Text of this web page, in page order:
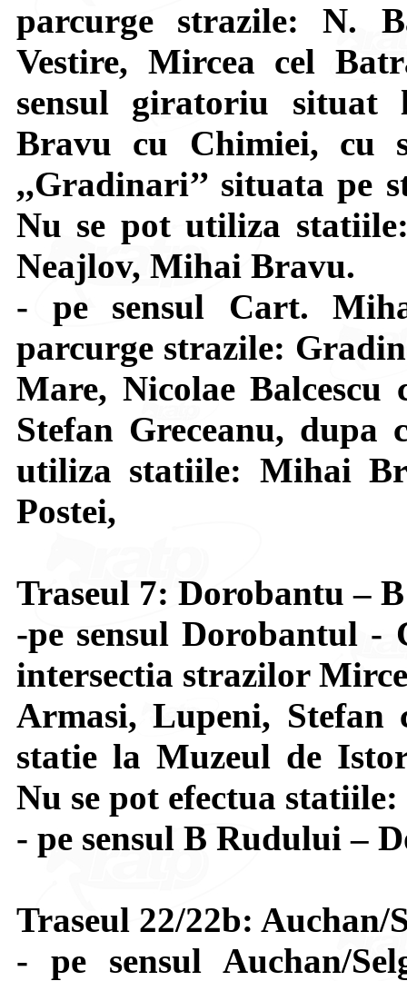
parcurge strazile: N.
Vestire, Mircea cel
sensul giratoriu situat
Bravu cu Chimiei, cu
,,Gradinari’’ situata pe
Nu se pot utiliza
Neajlov, Mihai Bravu.
- pe sensul Cart.
parcurge strazile:
Mare, Nicolae
Stefan Greceanu, dupa
utiliza statiile: Mihai
Postei,
Traseul 7: Dorobantu –
-pe sensul Dorobantul -
intersectia strazilor
Armasi, Lupeni, Stefan
statie la Muzeul de
Nu se pot efectua
- pe sensul B Rudului –
Traseul 22/22b:
- pe sensul Auchan/